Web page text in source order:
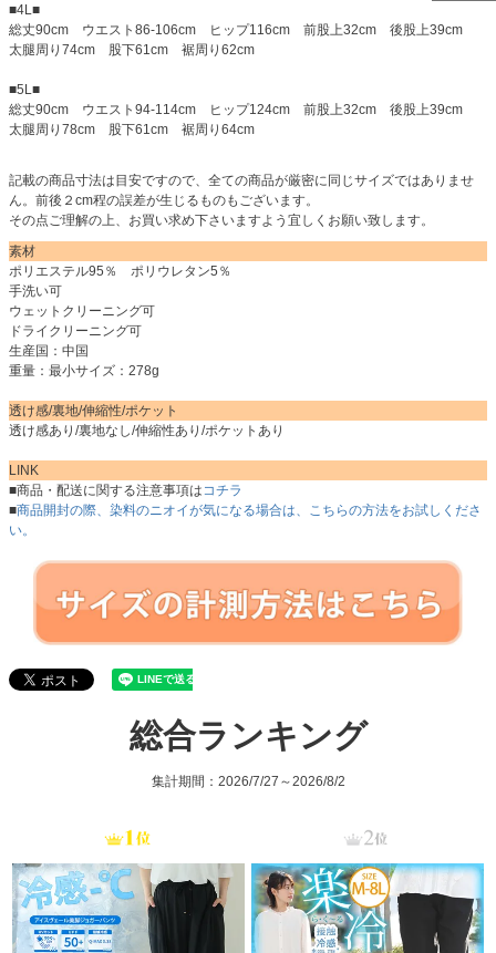
■4L■
総丈90cm ウエスト86-106cm ヒップ116cm 前股上32cm 後股上39cm
太腿周り74cm 股下61cm 裾周り62cm
■5L■
総丈90cm ウエスト94-114cm ヒップ124cm 前股上32cm 後股上39cm
太腿周り78cm 股下61cm 裾周り64cm
記載の商品寸法は目安ですので、全ての商品が厳密に同じサイズではありませ
ん。前後２cm程の誤差が生じるものもございます。
その点ご理解の上、お買い求め下さいますよう宜しくお願い致します。
素材
ポリエステル95％ ポリウレタン5％
手洗い可
ウェットクリーニング可
ドライクリーニング可
生産国：中国
重量：最小サイズ：278g
透け感/裏地/伸縮性/ポケット
透け感あり/裏地なし/伸縮性あり/ポケットあり
LINK
■商品・配送に関する注意事項は コチラ
■商品開封の際、染料のニオイが気になる場合は、こちらの方法をお試しくださ
い。
総合ランキング
集計期間：2026/7/27～2026/8/2